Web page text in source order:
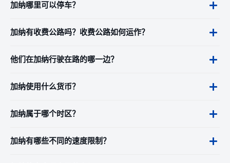
加纳哪里可以停车？
加纳有收费公路吗？收费公路如何运作？
他们在加纳行驶在路的哪一边？
加纳使用什么货币？
加纳属于哪个时区？
加纳有哪些不同的速度限制？